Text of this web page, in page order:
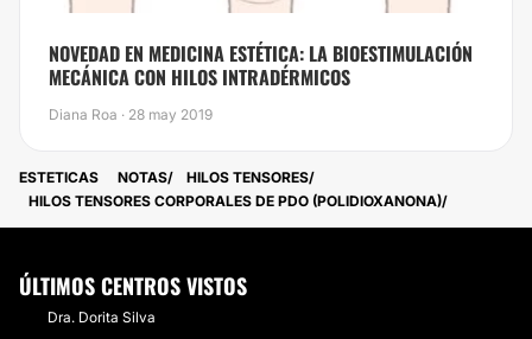
NOVEDAD EN MEDICINA ESTÉTICA: LA BIOESTIMULACIÓN
MECÁNICA CON HILOS INTRADÉRMICOS
Diana Roa · 28 may 2019
ESTETICAS NOTAS
HILOS TENSORES
HILOS TENSORES CORPORALES DE PDO (POLIDIOXANONA)
ÚLTIMOS CENTROS VISTOS
Dra. Dorita Silva